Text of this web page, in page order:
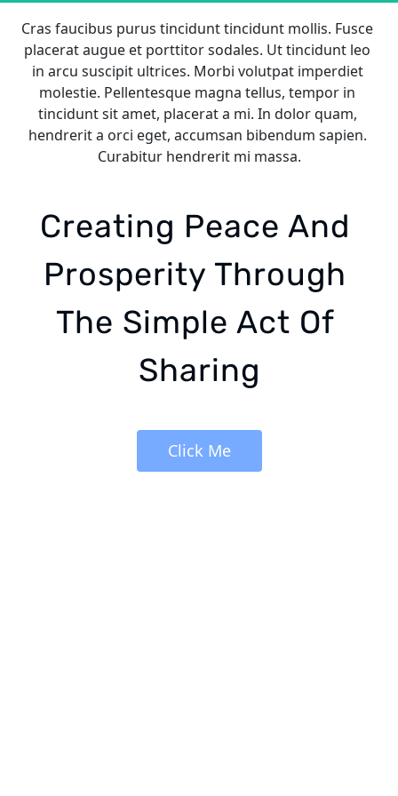
Cras faucibus purus tincidunt tincidunt mollis. Fusce
placerat augue et porttitor sodales. Ut tincidunt leo
in arcu suscipit ultrices. Morbi volutpat imperdiet
molestie. Pellentesque magna tellus, tempor in
tincidunt sit amet, placerat a mi. In dolor quam,
hendrerit a orci eget, accumsan bibendum sapien.
Curabitur hendrerit mi massa.
Creating Peace And
Prosperity Through
The Simple Act Of
Sharing
Click Me